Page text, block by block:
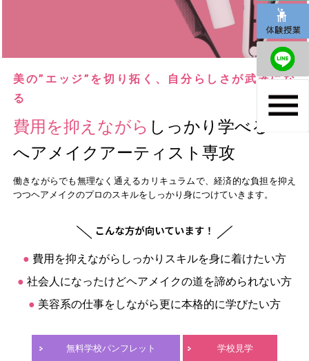
美の”エッジ”を切り拓く、自分らしさが武器にな
る
費用を抑えながら しっかり学べる
へアメイクアーティスト専攻
働きながらでも無理なく通えるカリキュラムで、経済的な負担を抑え
つつヘアメイクのプロのスキルをしっかり身につけていきます。
● 費用を抑えながらしっかりスキルを身に着けたい方
● 社会人になったけどヘアメイクの道を諦められない方
● 美容系の仕事をしながら更に本格的に学びたい方
無料学校パンフレット 学校見学